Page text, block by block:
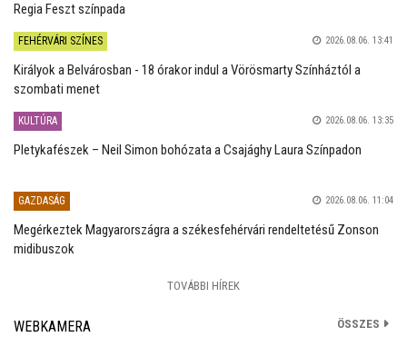
Regia Feszt színpada
FEHÉRVÁRI SZÍNES 2026.08.06. 13:41
Királyok a Belvárosban - 18 órakor indul a Vörösmarty Színháztól a
szombati menet
KULTÚRA 2026.08.06. 13:35
Pletykafészek – Neil Simon bohózata a Csajághy Laura Színpadon
GAZDASÁG 2026.08.06. 11:04
Megérkeztek Magyarországra a székesfehérvári rendeltetésű Zonson
midibuszok
TOVÁBBI HÍREK
WEBKAMERA ÖSSZES